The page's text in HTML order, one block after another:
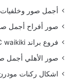
أجمل صور وخلفيات
صور أفراح أجمل
فروع براند LC waikiki
صور الأهلي أجمل
اشكال ركنات مودرن 2022 بتصميمات